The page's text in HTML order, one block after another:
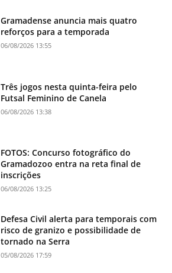
Gramadense anuncia mais quatro
reforços para a temporada
06/08/2026 13:55
Três jogos nesta quinta-feira pelo
Futsal Feminino de Canela
06/08/2026 13:38
FOTOS: Concurso fotográfico do
Gramadozoo entra na reta final de
inscrições
06/08/2026 13:25
Defesa Civil alerta para temporais com
risco de granizo e possibilidade de
tornado na Serra
05/08/2026 17:59